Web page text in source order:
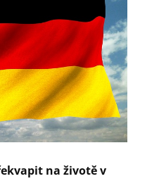
na životě v